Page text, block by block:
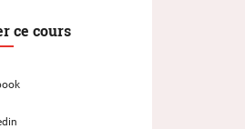
ce cours